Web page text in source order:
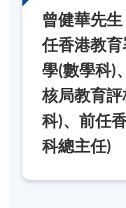
曾健華先
任香港教
學(數學科)
核局教育
科)、前任
科總主任)